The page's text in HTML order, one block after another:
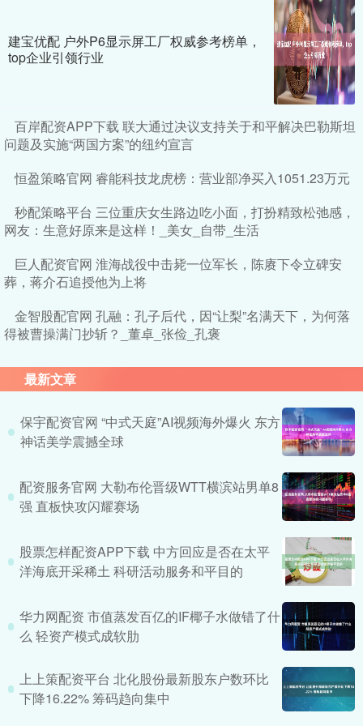
建宝优配 户外P6显示屏工厂权威参考榜单，
top企业引领行业
百岸配资APP下载 联大通过决议支持关于和平解决巴勒斯坦
问题及实施“两国方案”的纽约宣言
恒盈策略官网 睿能科技龙虎榜：营业部净买入1051.23万元
秒配策略平台 三位重庆女生路边吃小面，打扮精致松弛感，
网友：生意好原来是这样！_美女_自带_生活
巨人配资官网 淮海战役中击毙一位军长，陈赓下令立碑安
葬，蒋介石追授他为上将
金智股配官网 孔融：孔子后代，因“让梨”名满天下，为何落
得被曹操满门抄斩？_董卓_张俭_孔褒
最新文章
保宇配资官网 “中式天庭”AI视频海外爆火 东方
神话美学震撼全球
配资服务官网 大勒布伦晋级WTT横滨站男单8
强 直板快攻闪耀赛场
股票怎样配资APP下载 中方回应是否在太平
洋海底开采稀土 科研活动服务和平目的
华力网配资 市值蒸发百亿的IF椰子水做错了什
么 轻资产模式成软肋
上上策配资平台 北化股份最新股东户数环比
下降16.22% 筹码趋向集中